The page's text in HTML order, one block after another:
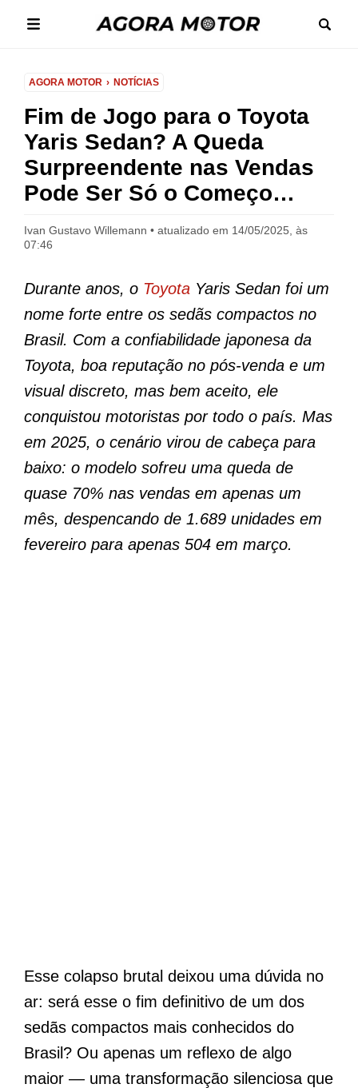
AGORA MOTOR NOTÍCIAS
Fim de Jogo para o Toyota
Yaris Sedan? A Queda
Surpreendente nas Vendas
Pode Ser Só o Começo…
Ivan Gustavo Willemann
atualizado em 14/05/2025, às
07:46
Durante anos, o Toyota Yaris Sedan foi um
nome forte entre os sedãs compactos no
Brasil. Com a confiabilidade japonesa da
Toyota, boa reputação no pós-venda e um
visual discreto, mas bem aceito, ele
conquistou motoristas por todo o país. Mas
em 2025, o cenário virou de cabeça para
baixo: o modelo sofreu uma queda de
quase 70% nas vendas em apenas um
mês, despencando de 1.689 unidades em
fevereiro para apenas 504 em março.
Esse colapso brutal deixou uma dúvida no
ar: será esse o fim definitivo de um dos
sedãs compactos mais conhecidos do
Brasil? Ou apenas um reflexo de algo
maior — uma transformação silenciosa que